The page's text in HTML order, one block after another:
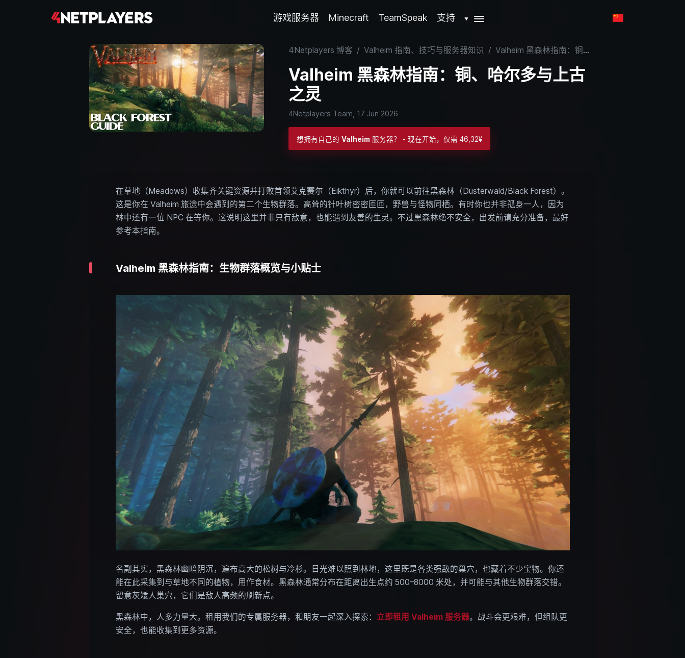
游戏服务器 Minecraft TeamSpeak 支持 ▼
4Netplayers 博客 / Valheim 指南、技巧与服务器知识 / Valheim 黑森林指南：铜、哈尔多与上古之灵
Valheim 黑森林指南：铜、哈尔多与上古
之灵
4Netplayers Team, 17 Jun 2026
想拥有自己的 Valheim 服务器？ - 现在开始，仅需 46,32¥
在草地（Meadows）收集齐关键资源并打败首领艾克赛尔（Eikthyr）后，你就可以前往黑森林（Düsterwald/Black Forest）。
这是你在 Valheim 旅途中会遇到的第二个生物群落。高耸的针叶树密密匝匝，野兽与怪物同栖。有时你也并非孤身一人，因为
林中还有一位 NPC 在等你。这说明这里并非只有敌意，也能遇到友善的生灵。不过黑森林绝不安全，出发前请充分准备，最好
参考本指南。
Valheim 黑森林指南：生物群落概览与小贴士
名副其实，黑森林幽暗阴沉，遍布高大的松树与冷杉。日光难以照到林地，这里既是各类强敌的巢穴，也藏着不少宝物。你还
能在此采集到与草地不同的植物，用作食材。黑森林通常分布在距离出生点约 500–8000 米处，并可能与其他生物群落交错。
留意灰矮人巢穴，它们是敌人高频的刷新点。
黑森林中，人多力量大。租用我们的专属服务器，和朋友一起深入探索： 立即租用 Valheim 服务器。战斗会更艰难，但组队更
安全，也能收集到更多资源。